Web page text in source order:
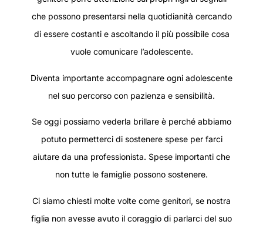
che possono presentarsi nella quotidianità cercando
di essere costanti e ascoltando il più possibile cosa
vuole comunicare l’adolescente.
Diventa importante accompagnare ogni adolescente
nel suo percorso con pazienza e sensibilità.
Se oggi possiamo vederla brillare è perché abbiamo
potuto permetterci di sostenere spese per farci
aiutare da una professionista. Spese importanti che
non tutte le famiglie possono sostenere.
Ci siamo chiesti molte volte come genitori, se nostra
figlia non avesse avuto il coraggio di parlarci del suo